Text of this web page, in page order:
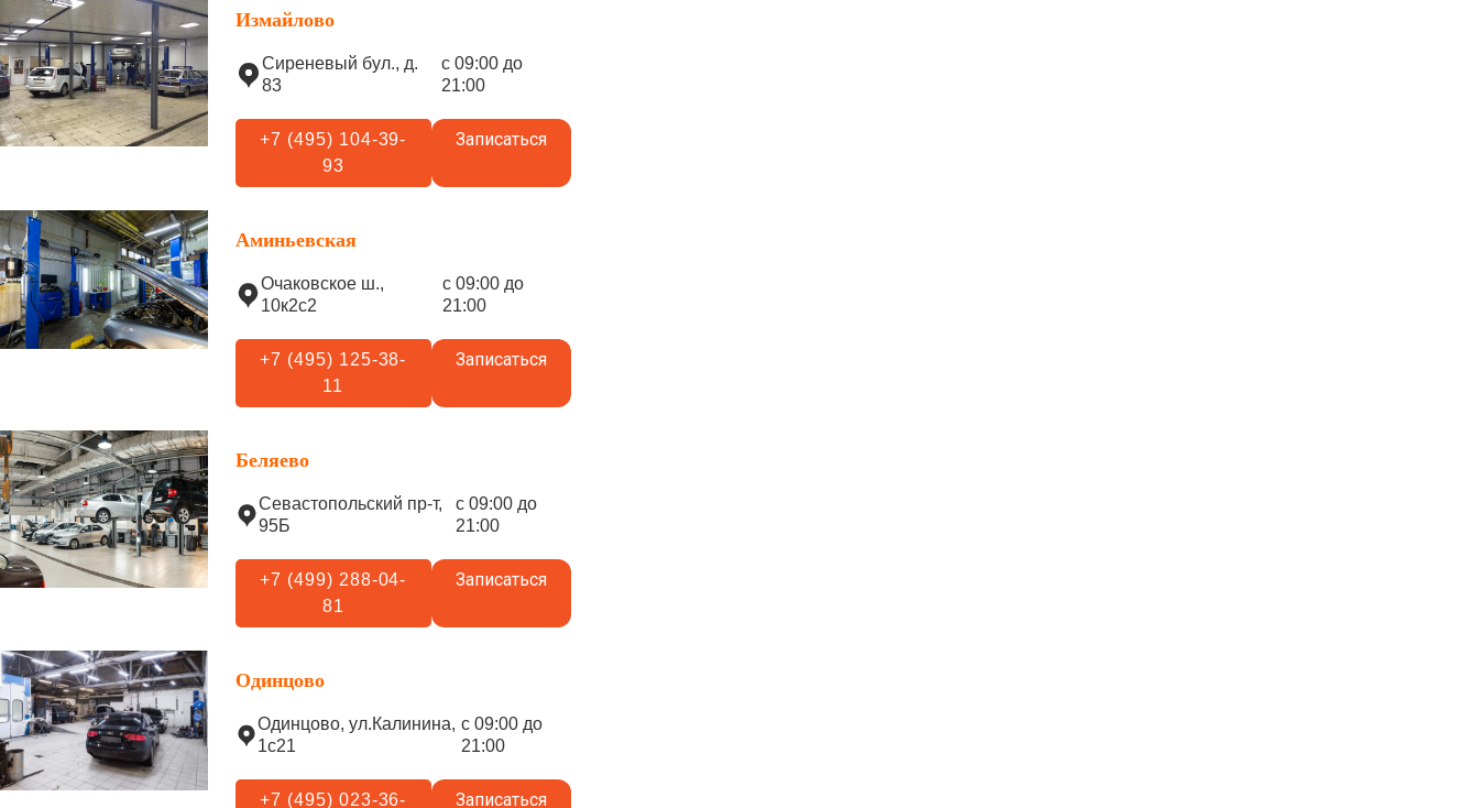
Измайлово
Сиреневый бул., д.
83
с 09:00 до
21:00
+7 (495) 104-39-
93
Записаться
Аминьевская
Очаковское ш.,
10к2с2
с 09:00 до
21:00
+7 (495) 125-38-
11
Записаться
Беляево
Севастопольский пр-т,
95Б
с 09:00 до
21:00
+7 (499) 288-04-
81
Записаться
Одинцово
Одинцово, ул.Калинина,
1с21
с 09:00 до
21:00
+7 (495) 023-36- Записаться